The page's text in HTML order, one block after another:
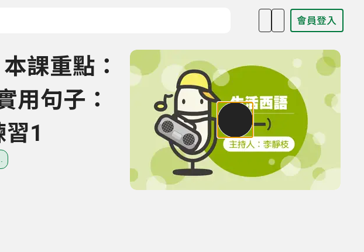
會員登入
課重點：
用句子：
1